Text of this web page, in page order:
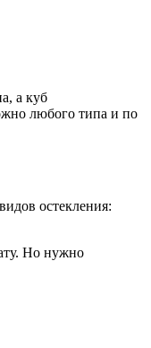
а куб
любого типа и по
остекления:
Но нужно